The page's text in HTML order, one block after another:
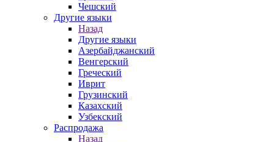
Чешский
Другие языки
Назад
Другие языки
Азербайджанский
Венгерский
Греческий
Иврит
Грузинский
Казахский
Узбекский
Распродажа
Назад